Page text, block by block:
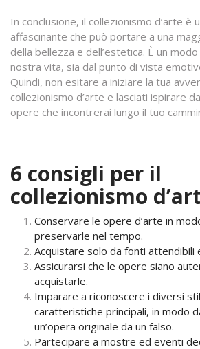
In conclusione, il collezionismo d’arte è
affascinante che può portare a una
della bellezza e dell’estetica. È un
nostra vita, sia dal punto di vista
Quindi, non esitare a iniziare la tua
collezionismo d’arte e lasciati ispirare
opere che incontrerai lungo il tuo
6 consigli per il
collezionismo
Conservare le opere d’arte in
preservarle nel tempo.
Acquistare solo da fonti attendibili
Assicurarsi che le opere siano
acquistarle.
Imparare a riconoscere i diversi
caratteristiche principali, in modo
un’opera originale da un falso.
Partecipare a mostre ed eventi